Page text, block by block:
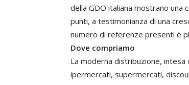
della GDO italiana mostrano
punti, a testimonianza di una
numero di referenze presenti è
Dove compriamo
La moderna distribuzione,
ipermercati, supermercati,